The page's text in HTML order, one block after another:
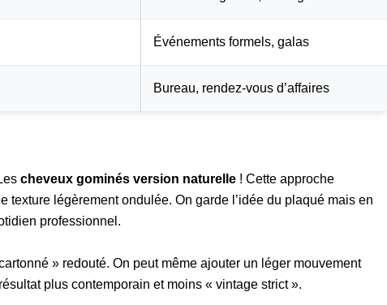
Événements formels, galas
Bureau, rendez-vous d’affaires
cheveux gominés version naturelle ! Cette approche
texture légèrement ondulée. On garde l’idée du plaqué mais en
professionnel.
» redouté. On peut même ajouter un léger mouvement
plus contemporain et moins « vintage strict ».